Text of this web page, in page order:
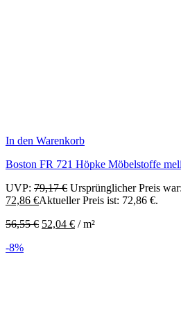
In den Warenkorb
Boston FR 721 Höpke Möbelstoffe
UVP: 79,17€ Ursprünglicher Preis
72,86 €Aktueller Preis ist: 72,86 €.
56,55€ 52,04 € /m²
-8%